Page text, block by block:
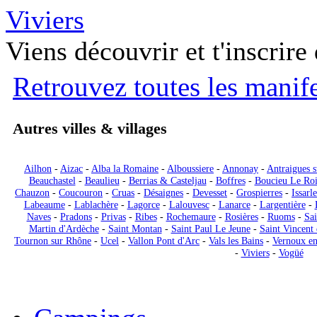
Viviers
Viens découvrir et t'inscrire
Retrouvez toutes les
Autres villes & villages
Ailhon - Aizac - Alba la Romaine - Alboussiere - Annonay - Antraigues
Beauchastel - Beaulieu - Berrias & Casteljau - Boffres- Boucieu Le Roi
Chauzon - Coucouron - Cruas - Désaignes - Devesset - Grospierres -
Labeaume- Lablachère- Lagorce- Lalouvesc- Lanarce- Largentière-
Naves- Pradons- Privas- Ribes- Rochemaure- Rosières- Ruoms-
Martin d'Ardèche- Saint Montan - Saint Paul Le Jeune- Saint Vincent
Tournon sur Rhône - Ucel - Vallon Pont d'Arc - Vals les Bains - Vernoux
- Viviers- Vogüé